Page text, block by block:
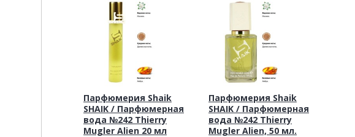
Парфюмерия Shaik
SHAIK / Парфюмерная
вода №242 Thierry
Mugler Alien 20 мл
Парфюмерия Shaik
SHAIK / Парфюмерная
вода №242 Thierry
Mugler Alien, 50 мл.